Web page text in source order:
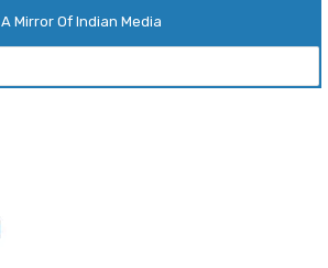
A Mirror Of Indian Media